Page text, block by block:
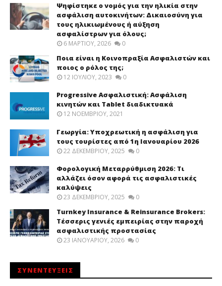
Ψηφίστηκε ο νομός για την ηλικία στην
ασφάλιση αυτοκινήτων: Δικαιοσύνη για
τους ηλικιωμένους ή αύξηση
ασφαλίστρων για όλους;
6 ΜΑΡΤΊΟΥ, 2026 0
Ποια είναι η Κοινοπραξία Ασφαλιστών και
ποιος ο ρόλος της;
12 ΙΟΥΛΊΟΥ, 2023 0
Progressive Ασφαλιστική: Ασφάλιση
κινητών και Tablet διαδικτυακά
12 ΝΟΕΜΒΡΊΟΥ, 2021
Γεωργία: Υποχρεωτική η ασφάλιση για
τους τουρίστες από 1η Ιανουαρίου 2026
22 ΔΕΚΕΜΒΡΊΟΥ, 2025 0
Φορολογική Μεταρρύθμιση 2026: Τι
αλλάζει όσον αφορά τις ασφαλιστικές
καλύψεις
23 ΔΕΚΕΜΒΡΊΟΥ, 2025 0
Turnkey Insurance & Reinsurance Brokers:
Τέσσερις γενιές εμπειρίας στην παροχή
ασφαλιστικής προστασίας
23 ΙΑΝΟΥΑΡΊΟΥ, 2026 0
ΣΥΝΕΝΤΕΥΞΕΙΣ